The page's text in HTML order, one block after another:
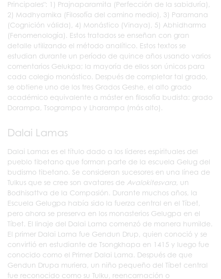
Principales": 1) Prajnaparamita (Perfección de la sabiduría),
2) Madhyamika (Filosofía del camino medio), 3) Paramana
(Cognición válida), 4) Monástico (Vinaya), 5) Abhidharma
(Fenomenología). Estos tratados se enseñan con gran
detalle utilizando el método analítico. Estos textos se
estudian durante un período de quince años usando varios
comentarios Gelukpa; la mayoría de ellos son únicos para
cada colegio monástico. Después de completar tal grado,
se obtiene uno de los tres Grados Geshe, el alto grado
académico equivalente a máster en filosofía budista: grado
Dorampa, Tsogrampa y Lharampa (más alto).
Dalai Lamas
Dalai Lamas es el título dado a los líderes espirituales del
pueblo tibetano que forman parte de la escuela Gelug del
budismo tibetano. Se consideran sucesores en una línea de
Tulkus que se cree son avatares de Avalokitesvara, un
Bodhisattva de la Compasión. Durante muchos años, la
Escuela Gelugpa había sido la fuerza central en el Tíbet,
pero ahora se preserva en los monasterios Gelugpa en el
Tíbet. El linaje del Dalai Lama comenzó de manera humilde.
El primer Dalai Lama fue Gendun Drup, quien conoció y se
convirtió en estudiante de Tsongkhapa en 1415 y luego fue
conocido como el Primer Dalai Lama. Después de que
Gendun Drupa muriera, un niño pequeño del Tíbet central
fue reconocido como su Tulku, reencarnación o